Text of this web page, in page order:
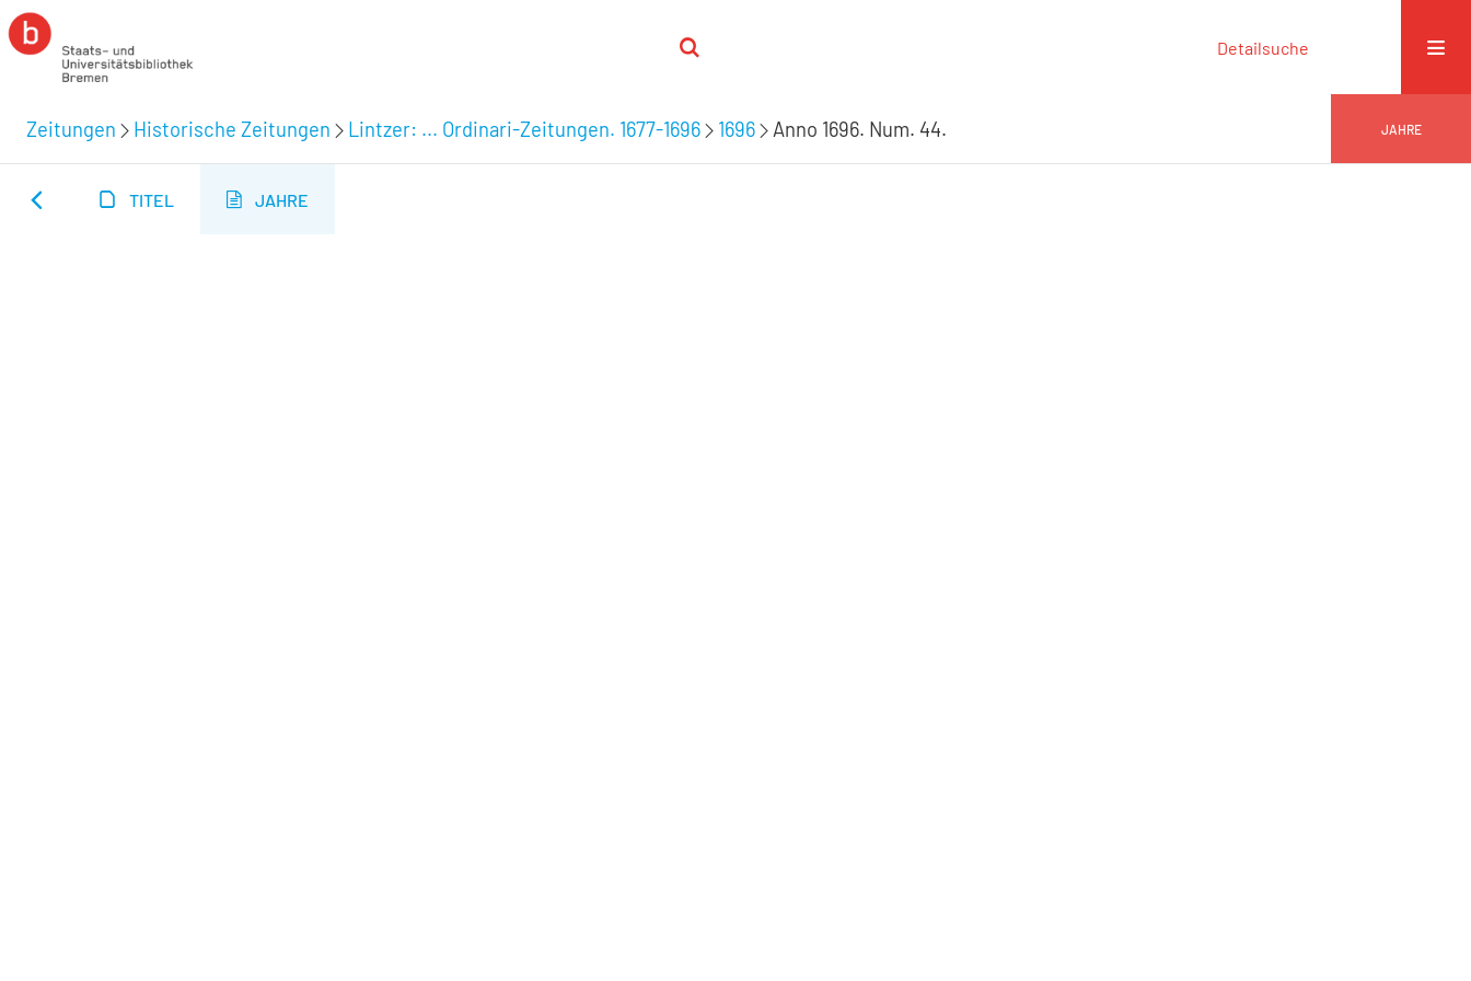
Detailsuche
Zeitungen Historische Zeitungen Lintzer: ... Ordinari-Zeitungen. 1677-1696 1696 Anno 1696. Num. 44. JAHRE
TITEL JAHRE